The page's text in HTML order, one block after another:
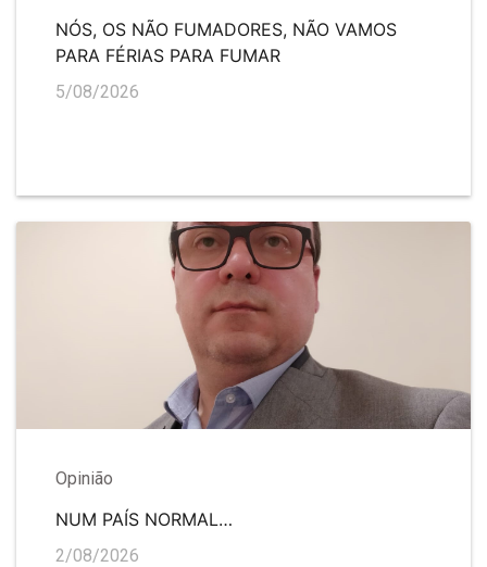
NÓS, OS NÃO FUMADORES, NÃO VAMOS
PARA FÉRIAS PARA FUMAR
5/08/2026
Opinião
NUM PAÍS NORMAL…
2/08/2026